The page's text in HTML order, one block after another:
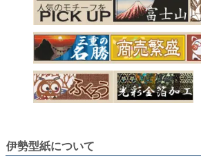
伊勢型紙について